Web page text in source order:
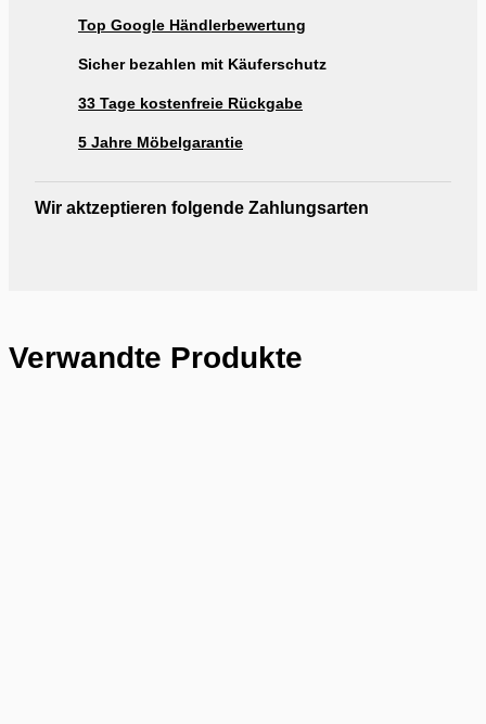
Top Google Händlerbewertung
Sicher bezahlen mit Käuferschutz
33 Tage kostenfreie Rückgabe
5 Jahre Möbelgarantie
Wir aktzeptieren folgende Zahlungsarten
Verwandte Produkte